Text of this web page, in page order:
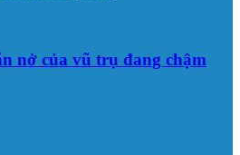
nở của vũ trụ đang chậm